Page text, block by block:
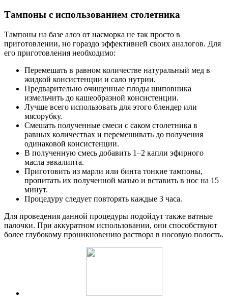
Тампоны с использованием столетника
Тампоны на базе алоэ от насморка не так просто в
приготовлении, но гораздо эффективней своих аналогов. Для
его приготовления необходимо:
Перемешать в равном количестве натуральный мед в
жидкой консистенции и сало нутрии.
Предварительно очищенные плоды шиповника
измельчить до кашеобразной консистенции.
Лучше всего использовать для этого блендер или
мясорубку.
Смешать полученные смеси с саком столетника в
равных количествах и перемешивать до получения
одинаковой консистенции.
В полученную смесь добавить 1–2 капли эфирного
масла эвкалипта.
Приготовить из марли или бинта тонкие тампоны,
пропитать их полученной мазью и вставить в нос на 15
минут.
Процедуру следует повторять каждые 3 часа.
Для проведения данной процедуры подойдут также ватные
палочки. При аккуратном использовании, они способствуют
более глубокому проникновению раствора в носовую полость.